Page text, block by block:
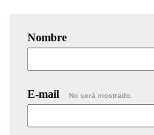
Nombre
E-mail No será mostrado.